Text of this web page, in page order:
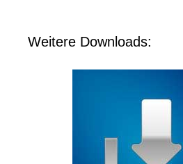
Weitere Downloads: